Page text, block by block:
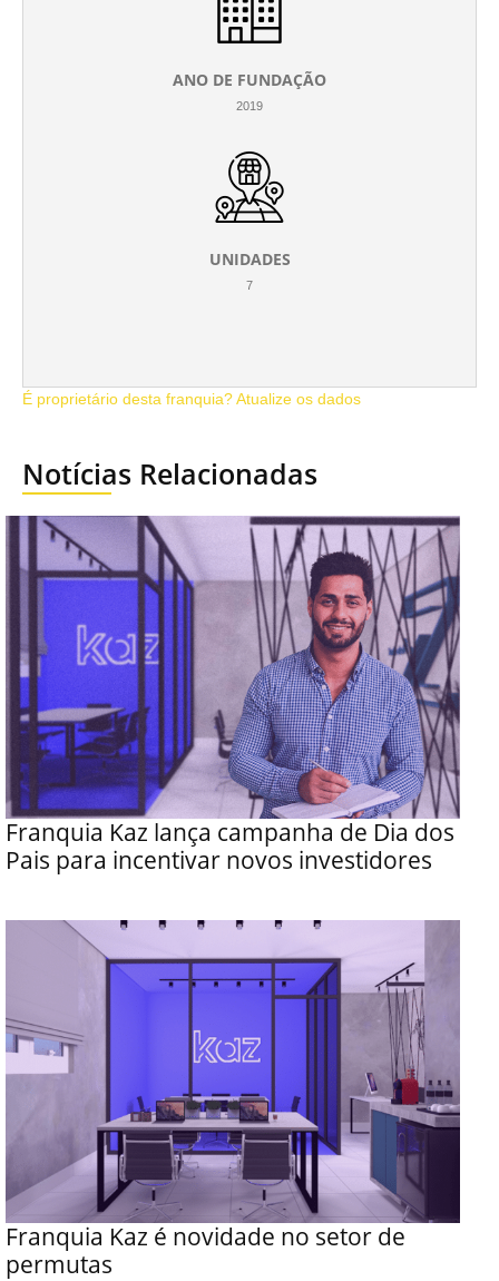
ANO DE FUNDAÇÃO
2019
UNIDADES
7
É proprietário desta franquia? Atualize os dados
Notícias Relacionadas
Franquia Kaz lança campanha de Dia dos
Pais para incentivar novos investidores
Franquia Kaz é novidade no setor de
permutas